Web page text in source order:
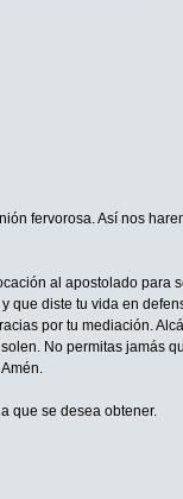
fervorosa. Así nos
al apostolado
diste tu vida en
por tu mediación.
No permitas jamás
que se desea obtener.